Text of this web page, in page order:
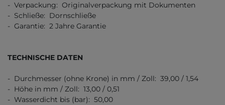
- Verpackung: Originalverpackung mit Dokumenten
- Schließe: Dornschließe
- Garantie: 2 Jahre Garantie
TECHNISCHE DATEN
- Durchmesser (ohne Krone) in mm / Zoll: 39,00 / 1,54
- Höhe in mm / Zoll: 13,00 / 0,51
- Wasserdicht bis (bar): 50,00